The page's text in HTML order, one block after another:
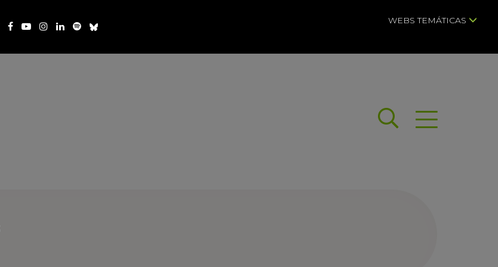
WEBS TEMÁTICAS
BuscarAbrir menú